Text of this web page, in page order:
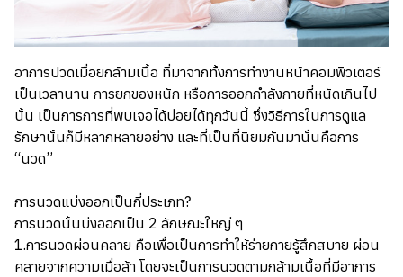
อาการปวดเมื่อยกล้ามเนื้อ ที่มาจากทั้งการทำงานหน้าคอมพิวเตอร์
เป็นเวลานาน การยกของหนัก หรือการออกกำลังกายที่หนัดเกินไป
นั้น เป็นการการที่พบเจอได้บ่อยได้ทุกวันนี้ ซึ่งวิธีการในการดูแล
รักษานั้นก็มีหลากหลายอย่าง และที่เป็นที่นิยมกันมานั่นคือการ
“นวด”
การนวดแบ่งออกเป็นกี่ประเภท?
การนวดนั้นบ่งออกเป็น 2 ลักษณะใหญ่ ๆ
1.การนวดผ่อนคลาย คือเพื่อเป็นการทำให้ร่ายกายรู้สึกสบาย ผ่อน
คลายจากความเมื่อล้า โดยจะเป็นการนวดตามกล้ามเนื้อที่มีอาการ